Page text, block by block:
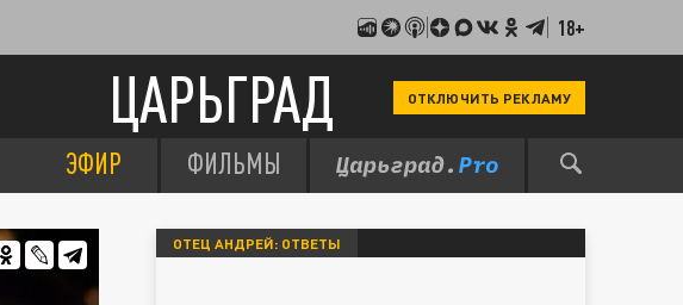
18+
ЦАРЬГРАД ОТКЛЮЧИТЬ РЕКЛАМУ
ЭФИР ФИЛЬМЫ
ОТЕЦ АНДРЕЙ: ОТВЕТЫ